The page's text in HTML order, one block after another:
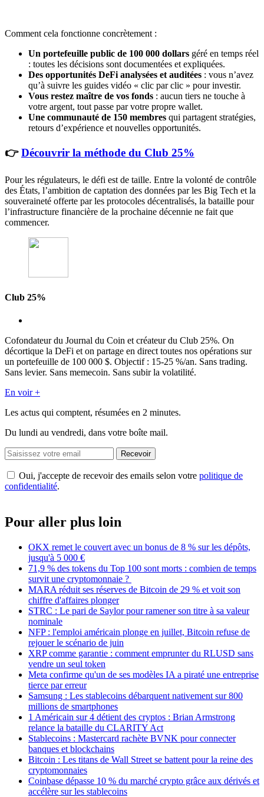
Comment cela fonctionne concrètement :
Un portefeuille public de 100 000 dollars géré en temps réel
: toutes les décisions sont documentées et expliquées.
Des opportunités DeFi analysées et auditées : vous n’avez
qu’à suivre les guides vidéo « clic par clic » pour investir.
Vous restez maître de vos fonds : aucun tiers ne touche à
votre argent, tout passe par votre propre wallet.
Une communauté de 150 membres qui partagent stratégies,
retours d’expérience et nouvelles opportunités.
👉Découvrir la méthode du Club 25%
Pour les régulateurs, le défi est de taille. Entre la volonté de contrôle
des États, l’ambition de captation des données par les Big Tech et la
souveraineté offerte par les protocoles décentralisés, la bataille pour
l’infrastructure financière de la prochaine décennie ne fait que
commencer.
Club 25%
Cofondateur du Journal du Coin et créateur du Club 25%. On
décortique la DeFi et on partage en direct toutes nos opérations sur
un portefeuille de 100 000 $. Objectif : 15-25 %/an. Sans trading.
Sans levier. Sans memecoin. Sans subir la volatilité.
En voir +
Les actus qui comptent, résumées en 2 minutes.
Du lundi au vendredi, dans votre boîte mail.
Recevoir
Oui, j'accepte de recevoir des emails selon votre politique de
confidentialité.
Pour aller plus loin
OKX remet le couvert avec un bonus de 8 % sur les dépôts,
jusqu'à 5 000 €
71,9 % des tokens du Top 100 sont morts : combien de temps
survit une cryptomonnaie ?
MARA réduit ses réserves de Bitcoin de 29 % et voit son
chiffre d'affaires plonger
STRC : Le pari de Saylor pour ramener son titre à sa valeur
nominale
NFP : l'emploi américain plonge en juillet, Bitcoin refuse de
rejouer le scénario de juin
XRP comme garantie : comment emprunter du RLUSD sans
vendre un seul token
Meta confirme qu'un de ses modèles IA a piraté une entreprise
tierce par erreur
Samsung : Les stablecoins débarquent nativement sur 800
millions de smartphones
1 Américain sur 4 détient des cryptos : Brian Armstrong
relance la bataille du CLARITY Act
Stablecoins : Mastercard rachète BVNK pour connecter
banques et blockchains
Bitcoin : Les titans de Wall Street se battent pour la reine des
cryptomonnaies
Coinbase dépasse 10 % du marché crypto grâce aux dérivés et
accélère sur les stablecoins